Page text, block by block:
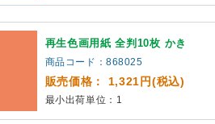
再生色画用紙 全判10枚 かき
商品コード：868025
販売価格： 1,321円(税込)
最小出荷単位：1